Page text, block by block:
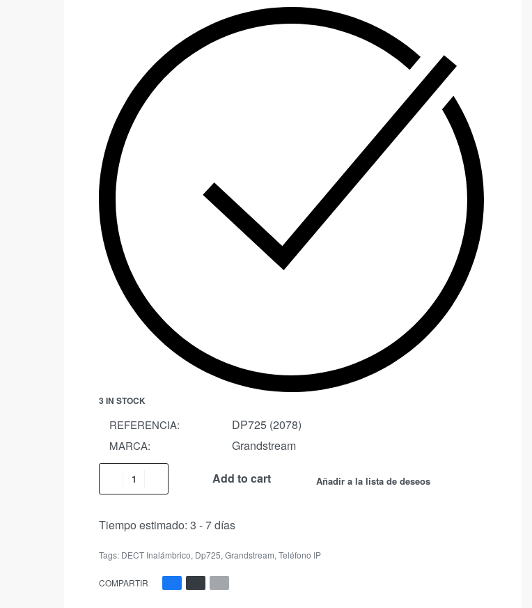
3 IN STOCK
REFERENCIA: DP725 (2078)
MARCA: Grandstream
Add to cart Añadir a la lista de deseos
Tiempo estimado: 3 - 7 días
Tags: DECT Inalámbrico, Dp725, Grandstream, Teléfono IP
COMPARTIR